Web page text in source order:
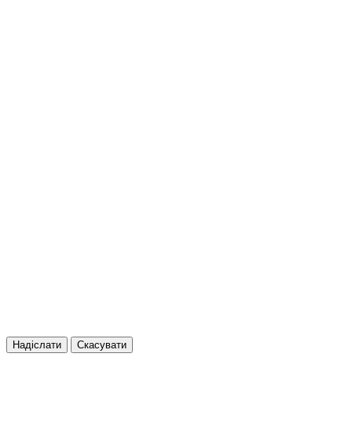
Надіслати Скасувати